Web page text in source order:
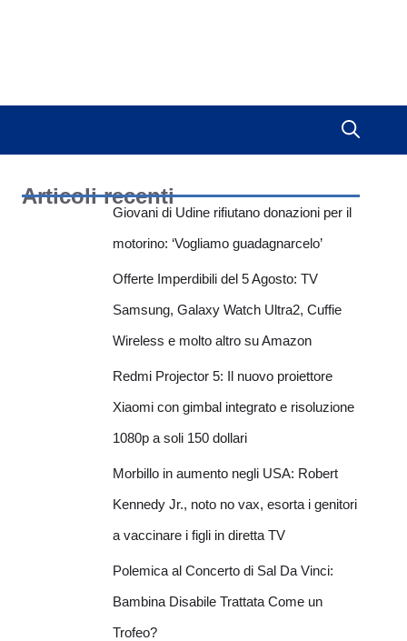
Articoli recenti
Giovani di Udine rifiutano donazioni per il
motorino: ‘Vogliamo guadagnarcelo’
Offerte Imperdibili del 5 Agosto: TV
Samsung, Galaxy Watch Ultra2, Cuffie
Wireless e molto altro su Amazon
Redmi Projector 5: Il nuovo proiettore
Xiaomi con gimbal integrato e risoluzione
1080p a soli 150 dollari
Morbillo in aumento negli USA: Robert
Kennedy Jr., noto no vax, esorta i genitori
a vaccinare i figli in diretta TV
Polemica al Concerto di Sal Da Vinci:
Bambina Disabile Trattata Come un
Trofeo?